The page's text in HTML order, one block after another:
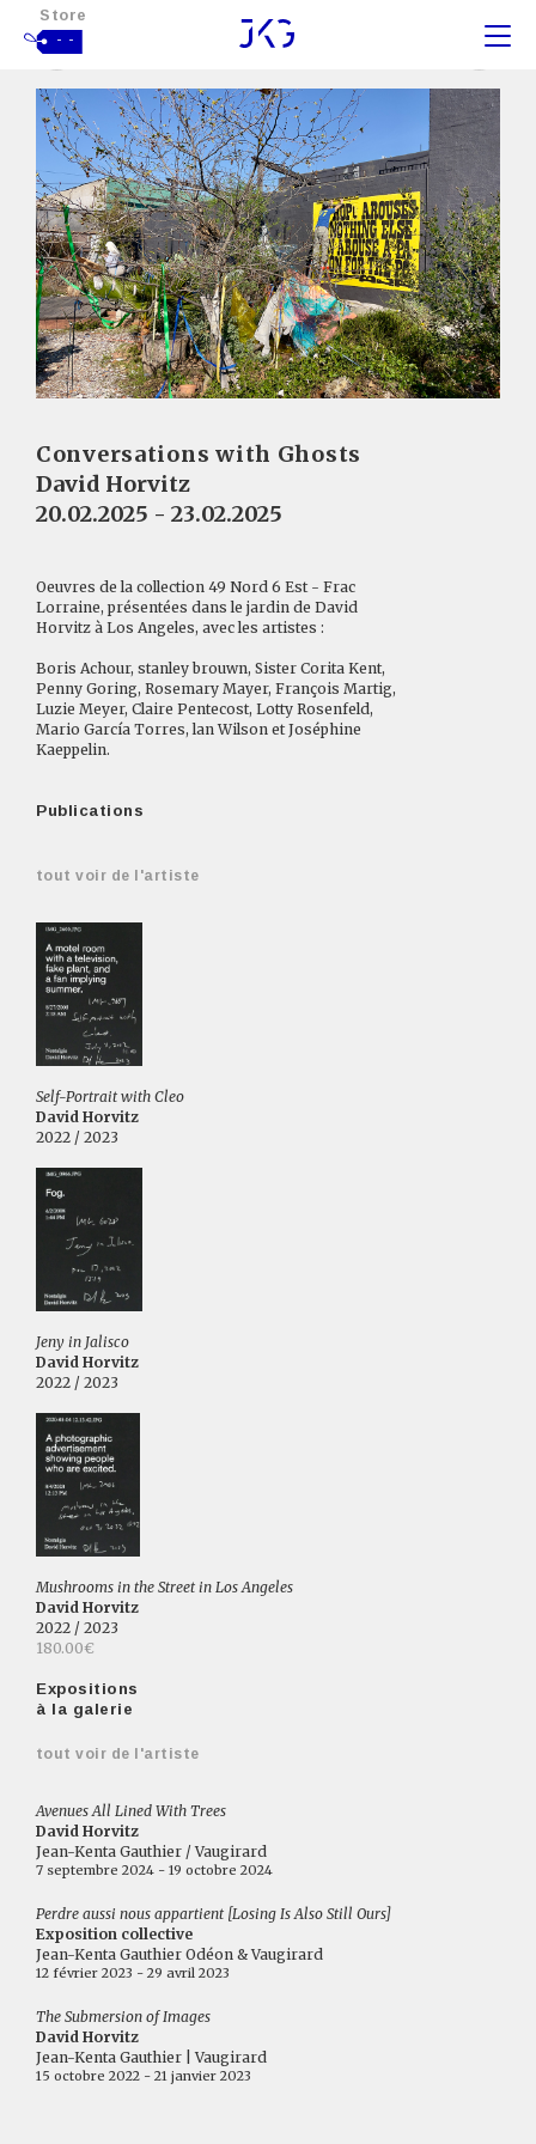
Store
- -
Conversations with Ghosts
David Horvitz
20.02.2025 - 23.02.2025
Oeuvres de la collection 49 Nord 6 Est - Frac
Lorraine, présentées dans le jardin de David
Horvitz à Los Angeles, avec les artistes :
Boris Achour, stanley brouwn, Sister Corita Kent,
Penny Goring, Rosemary Mayer, François Martig,
Luzie Meyer, Claire Pentecost, Lotty Rosenfeld,
Mario García Torres, lan Wilson et Joséphine
Kaeppelin.
Publications
tout voir de l'artiste
Self-Portrait with Cleo
David Horvitz
2022 / 2023
Jeny in Jalisco
David Horvitz
2022 / 2023
Mushrooms in the Street in Los Angeles
David Horvitz
2022 / 2023
180.00€
Expositions
à la galerie
tout voir de l'artiste
Avenues All Lined With Trees
David Horvitz
Jean-Kenta Gauthier / Vaugirard
7 septembre 2024 - 19 octobre 2024
Perdre aussi nous appartient [Losing Is Also Still Ours]
Exposition collective
Jean-Kenta Gauthier Odéon & Vaugirard
12 février 2023 - 29 avril 2023
The Submersion of Images
David Horvitz
Jean-Kenta Gauthier | Vaugirard
15 octobre 2022 - 21 janvier 2023